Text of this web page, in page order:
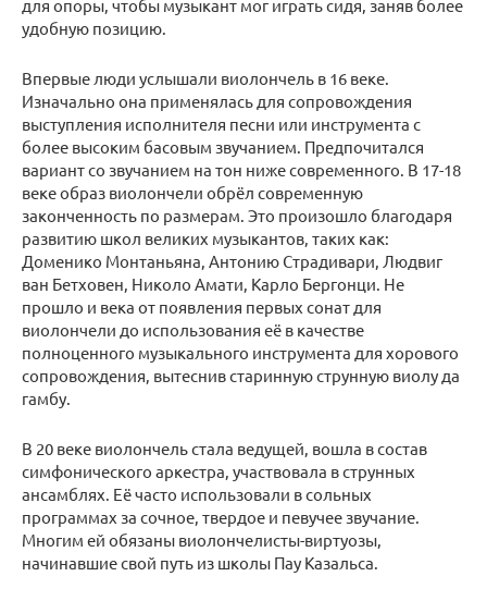
для опоры, чтобы музыкант мог играть сидя, заняв более
удобную позицию.
Впервые люди услышали виолончель в 16 веке.
Изначально она применялась для сопровождения
выступления исполнителя песни или инструмента с
более высоким басовым звучанием. Предпочитался
вариант со звучанием на тон ниже современного. В 17-18
веке образ виолончели обрёл современную
законченность по размерам. Это произошло благодаря
развитию школ великих музыкантов, таких как:
Доменико Монтаньяна, Антонию Страдивари, Людвиг
ван Бетховен, Николо Амати, Карло Бергонци. Не
прошло и века от появления первых сонат для
виолончели до использования её в качестве
полноценного музыкального инструмента для хорового
сопровождения, вытеснив старинную струнную виолу да
гамбу.
В 20 веке виолончель стала ведущей, вошла в состав
симфонического аркестра, участвовала в струнных
ансамблях. Её часто использовали в сольных
программах за сочное, твердое и певучее звучание.
Многим ей обязаны виолончелисты-виртуозы,
начинавшие свой путь из школы Пау Казальса.